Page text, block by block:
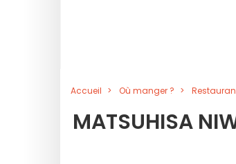
Accueil Où manger ?
MATSUHISA